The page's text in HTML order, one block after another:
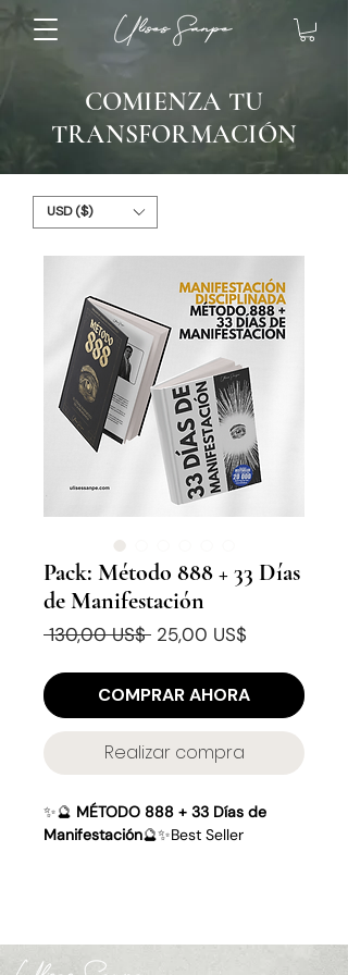
COMIENZA TU
TRANSFORMACIÓN
USD ($)
Pack: Método 888 + 33 Días
de Manifestación
130,00 US$ Precio
25,00 US$
oferta
COMPRAR AHORA
Realizar compra
✨🔮 MÉTODO 888 + 33 Días de
Manifestación🔮✨Best Seller